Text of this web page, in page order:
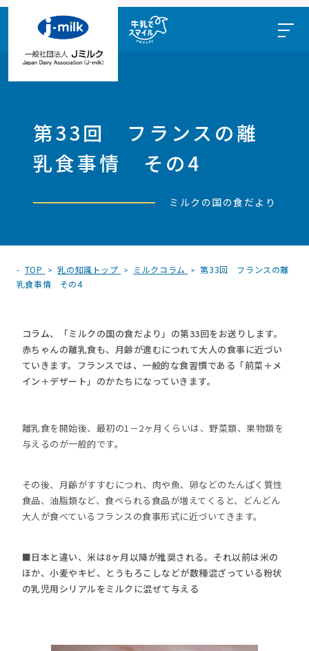
第33回 フランスの離
乳食事情 その4
ミルクの国の食だより
TOP 乳の知識トップ ミルクコラム
第33回 フランスの離
乳食事情 その4
コラム、「ミルクの国の食だより」の第33回をお送りします。
赤ちゃんの離乳食も、月齢が進むにつれて大人の食事に近づい
ていきます。フランスでは、一般的な食習慣である「前菜＋メ
イン＋デザート」のかたちになっていきます。
離乳食を開始後、最初の1－2ヶ月くらいは、野菜類、果物類を
与えるのが一般的です。
その後、月齢がすすむにつれ、肉や魚、卵などのたんぱく質性
食品、油脂類など、食べられる食品が増えてくると、どんどん
大人が食べているフランスの食事形式に近づいてきます。
■日本と違い、米は8ヶ月以降が推奨される。それ以前は米の
ほか、小麦やキビ、とうもろこしなどが数種混ざっている粉状
の乳児用シリアルをミルクに混ぜて与える